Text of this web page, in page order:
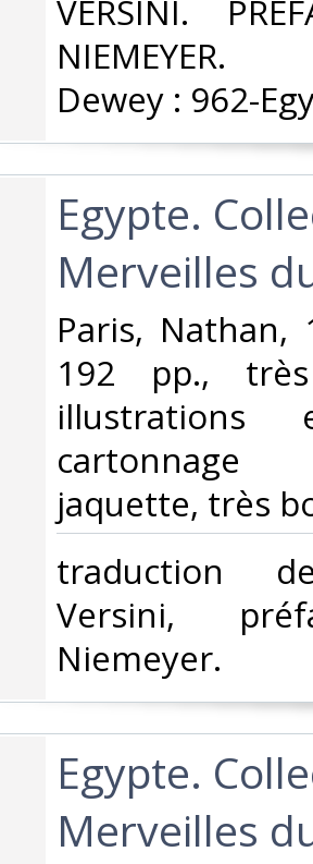
VERSINI.
NIEMEYER.
Dewey : 962-
‎Egypte.
Merveilles
‎Paris, Nathan,
192 pp., très
illustrations
jaquette, très
‎traduction
Versini,
Niemeyer.‎
‎Egypte.
Merveilles